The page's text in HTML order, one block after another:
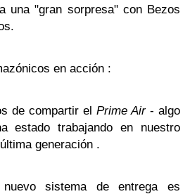
una "gran sorpresa" con Bezos
en acción :
de compartir el Prime Air- algo
estado trabajando en nuestro
generación .
sistema de entrega es